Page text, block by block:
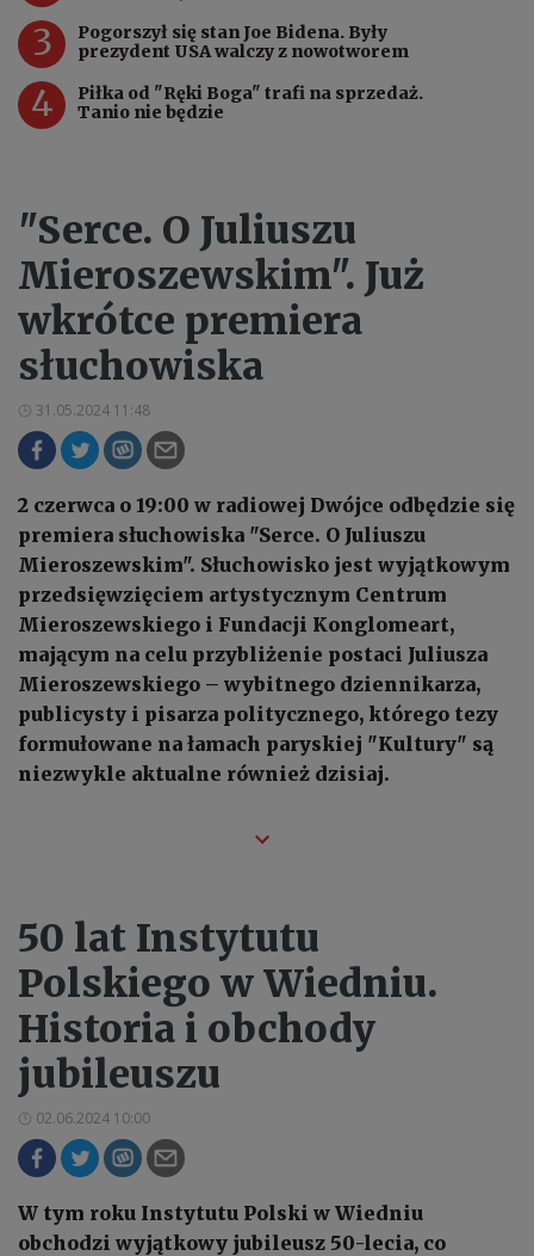
3
Pogorszył się stan Joe Bidena. Były
prezydent USA walczy z nowotworem
4
Piłka od "Ręki Boga" trafi na sprzedaż.
Tanio nie będzie
"Serce. O Juliuszu
Mieroszewskim". Już
wkrótce premiera
słuchowiska
31.05.2024 11:48
2 czerwca o 19:00 w radiowej Dwójce odbędzie się
premiera słuchowiska "Serce. O Juliuszu
Mieroszewskim". Słuchowisko jest wyjątkowym
przedsięwzięciem artystycznym Centrum
Mieroszewskiego i Fundacji Konglomeart,
mającym na celu przybliżenie postaci Juliusza
Mieroszewskiego – wybitnego dziennikarza,
publicysty i pisarza politycznego, którego tezy
formułowane na łamach paryskiej "Kultury" są
niezwykle aktualne również dzisiaj.
50 lat Instytutu
Polskiego w Wiedniu.
Historia i obchody
jubileuszu
02.06.2024 10:00
W tym roku Instytutu Polski w Wiedniu
obchodzi wyjątkowy jubileusz 50-lecia, co